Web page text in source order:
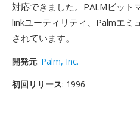
対応できました。PALMビッ
linkユーティリティ、Palmエミ
されています。
開発元: Palm, Inc.
初回リリース: 1996